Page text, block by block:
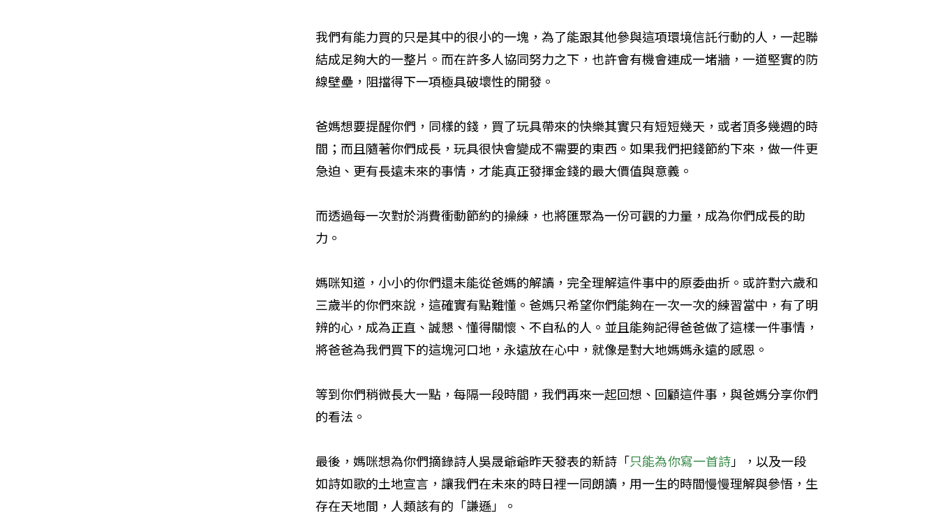
我們有能力買的只是其中的很小的一塊，為了能跟其他參與這項環境信託行動的人，一起聯
結成足夠大的一整片。而在許多人協同努力之下，也許會有機會連成一堵牆，一道堅實的防
線壁壘，阻擋得下一項極具破壞性的開發。
爸媽想要提醒你們，同樣的錢，買了玩具帶來的快樂其實只有短短幾天，或者頂多幾週的時
間；而且隨著你們成長，玩具很快會變成不需要的東西。如果我們把錢節約下來，做一件更
急迫、更有長遠未來的事情，才能真正發揮金錢的最大價值與意義。
而透過每一次對於消費衝動節約的操練，也將匯聚為一份可觀的力量，成為你們成長的助
力。
媽咪知道，小小的你們還未能從爸媽的解讀，完全理解這件事中的原委曲折。或許對六歲和
三歲半的你們來說，這確實有點難懂。爸媽只希望你們能夠在一次一次的練習當中，有了明
辨的心，成為正直、誠懇、懂得關懷、不自私的人。並且能夠記得爸爸做了這樣一件事情，
將爸爸為我們買下的這塊河口地，永遠放在心中，就像是對大地媽媽永遠的感恩。
等到你們稍微長大一點，每隔一段時間，我們再來一起回想、回顧這件事，與爸媽分享你們
的看法。
最後，媽咪想為你們摘錄詩人吳晟爺爺昨天發表的新詩「只能為你寫一首詩」，以及一段
如詩如歌的土地宣言，讓我們在未來的時日裡一同朗讀，用一生的時間慢慢理解與參悟，生
存在天地間，人類該有的「謙遜」。